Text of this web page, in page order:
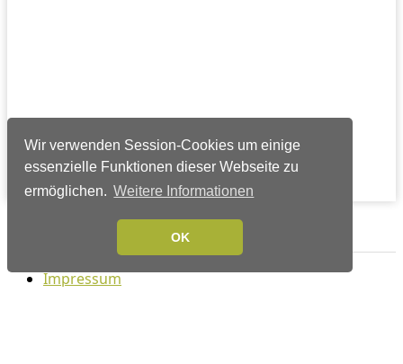
Wir verwenden Session-Cookies um einige
essenzielle Funktionen dieser Webseite zu
ermöglichen. Weitere Informationen
OK
Verlags-Service
Impressum